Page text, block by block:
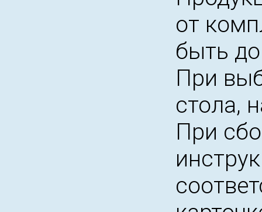
от
быть
При
стола,
При